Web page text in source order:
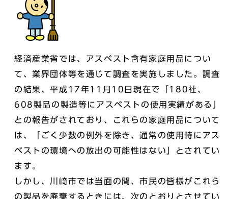
経済産業省では、アスベスト含有家庭用品につい
て、業界団体等を通じて調査を実施しました。調査
の結果、平成17年11月10日現在で「180社、
608製品の製造等にアスベストの使用実績がある」
との報告がされており、これらの家庭用品について
は、「ごく少数の例外を除き、通常の使用時にアス
ベストの環境への放出の可能性はない」とされてい
ます。
しかし、川崎市では当面の間、市民の皆様がこれら
の製品を廃棄するときには、次のとおりとさせてい